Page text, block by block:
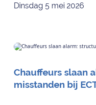
Dinsdag 5 mei 2026
Chauffeurs slaan
misstanden bij